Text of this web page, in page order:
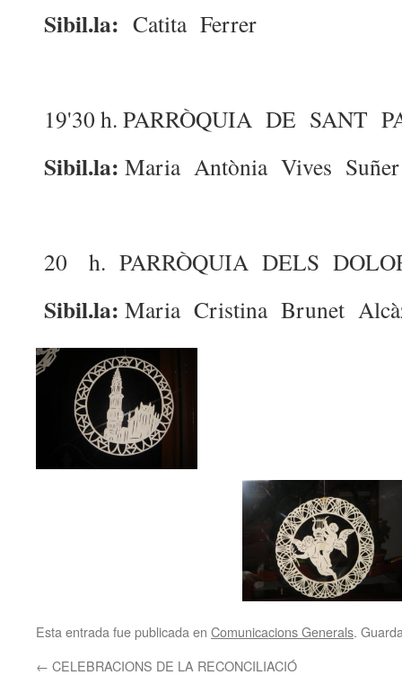
Sibil.la: Catita Ferrer
19'30 h. PARRÒQUIA DE SANT
Sibil.la: Maria Antònia Vives Suñer
20 h. PARRÒQUIA DELS
Sibil.la: Maria Cristina Brunet
Esta entrada fue publicada en Comunicacions Generals.
← CELEBRACIONS DE LA RECONCILIACIÓ